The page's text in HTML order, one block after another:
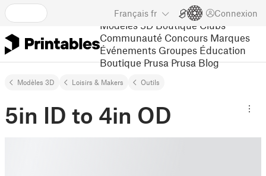
Français fr Connexion
Modèles 3D Boutique Clubs
Communauté Concours Marques
Événements Groupes Éducation
Boutique Prusa Prusa Blog
Modèles 3D Loisirs & Makers Outils
5in ID to 4in OD